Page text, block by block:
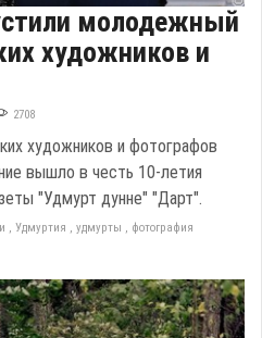
молодежный
художников и
2708
художников и фотографов
вышло в честь 10-летия
"Удмурт дунне" "Дарт".
, Удмуртия , удмурты , фотография